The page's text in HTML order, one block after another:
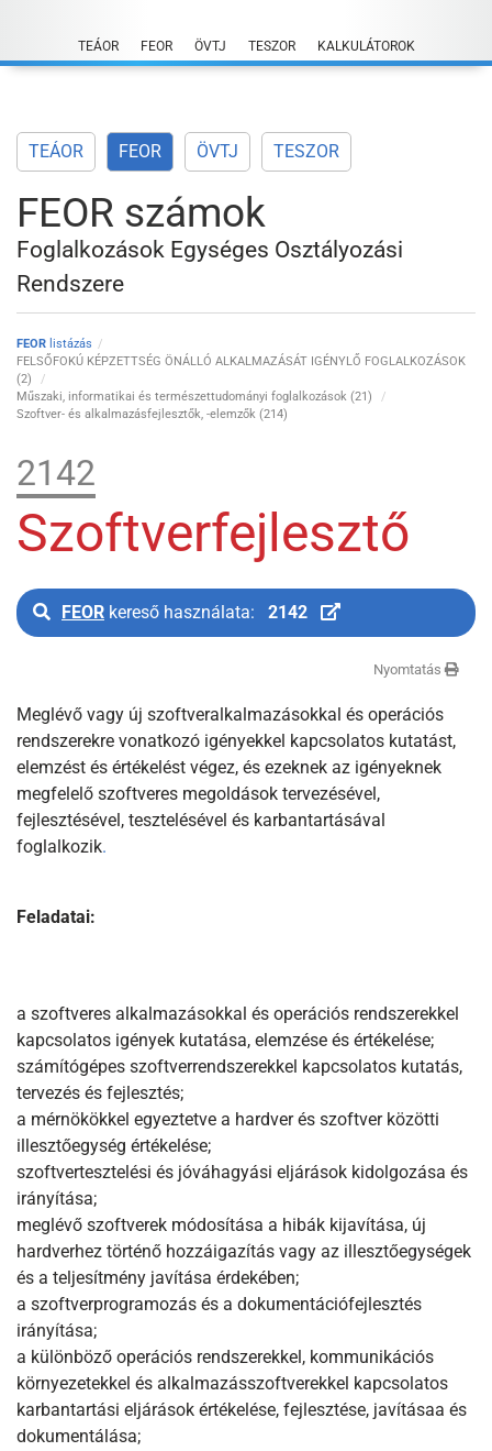
content
TEÁOR FEOR ÖVTJ TESZOR KALKULÁTOROK
TEÁOR FEOR ÖVTJ TESZOR
FEOR számok
Foglalkozások Egységes Osztályozási
Rendszere
FEOR listázás
FELSŐFOKÚ KÉPZETTSÉG ÖNÁLLÓ ALKALMAZÁSÁT IGÉNYLŐ FOGLALKOZÁSOK
(2)
Műszaki, informatikai és természettudományi foglalkozások (21)
Szoftver- és alkalmazásfejlesztők, -elemzők (214)
2142
Szoftverfejlesztő
FEOR kereső használata: 2142
Nyomtatás
Meglévő vagy új szoftveralkalmazásokkal és operációs
rendszerekre vonatkozó igényekkel kapcsolatos kutatást,
elemzést és értékelést végez, és ezeknek az igényeknek
megfelelő szoftveres megoldások tervezésével,
fejlesztésével, tesztelésével és karbantartásával
foglalkozik.
Feladatai:
a szoftveres alkalmazásokkal és operációs rendszerekkel
kapcsolatos igények kutatása, elemzése és értékelése;
számítógépes szoftverrendszerekkel kapcsolatos kutatás,
tervezés és fejlesztés;
a mérnökökkel egyeztetve a hardver és szoftver közötti
illesztőegység értékelése;
szoftvertesztelési és jóváhagyási eljárások kidolgozása és
irányítása;
meglévő szoftverek módosítása a hibák kijavítása, új
hardverhez történő hozzáigazítás vagy az illesztőegységek
és a teljesítmény javítása érdekében;
a szoftverprogramozás és a dokumentációfejlesztés
irányítása;
a különböző operációs rendszerekkel, kommunikációs
környezetekkel és alkalmazásszoftverekkel kapcsolatos
karbantartási eljárások értékelése, fejlesztése, javításaa és
dokumentálása;